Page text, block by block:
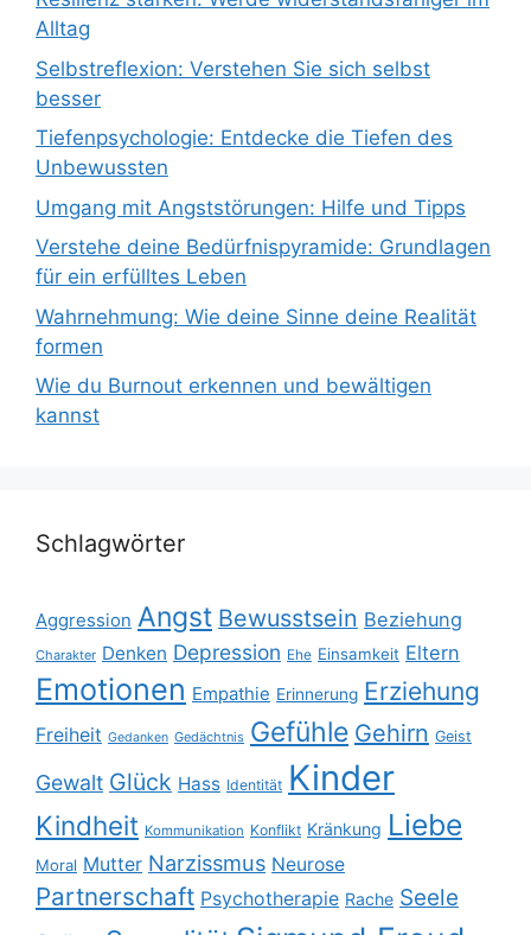
Alltag
Selbstreflexion: Verstehen Sie sich selbst
besser
Tiefenpsychologie: Entdecke die Tiefen des
Unbewussten
Umgang mit Angststörungen: Hilfe und Tipps
Verstehe deine Bedürfnispyramide: Grundlagen
für ein erfülltes Leben
Wahrnehmung: Wie deine Sinne deine Realität
formen
Wie du Burnout erkennen und bewältigen
kannst
Schlagwörter
Aggression Angst Bewusstsein Beziehung
Charakter Denken Depression Ehe Einsamkeit Eltern
Emotionen Empathie Erinnerung Erziehung
Freiheit Gedanken Gedächtnis Gefühle Gehirn Geist
Gewalt Glück Hass Identität Kinder
Kindheit Kommunikation Konflikt Kränkung Liebe
Moral Mutter Narzissmus Neurose
Partnerschaft Psychotherapie Rache Seele